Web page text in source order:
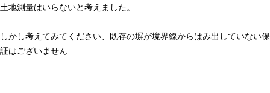
土地測量はいらないと考えました。
しかし考えてみてください、既存の塀が境界線からはみ出していない保
証はございません